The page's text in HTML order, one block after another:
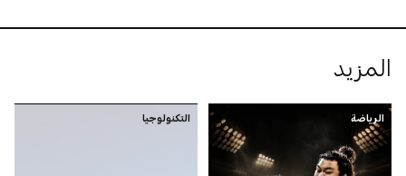
المزيد
الرياضة التكنولوجيا